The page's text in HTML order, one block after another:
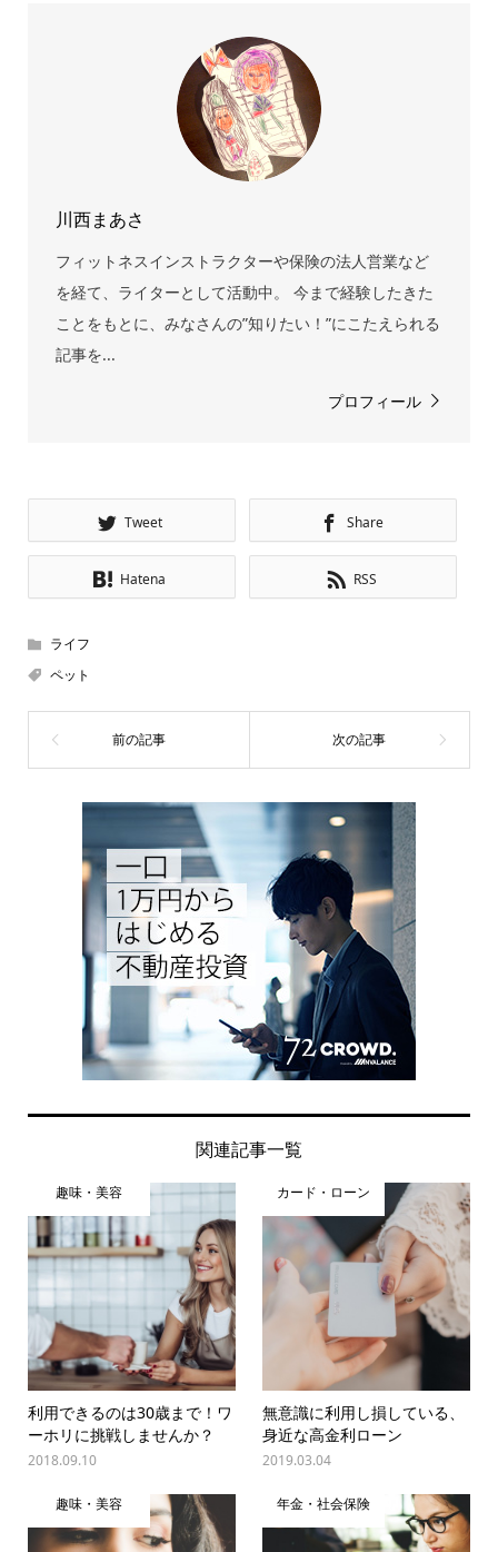
川西まあさ
フィットネスインストラクターや保険の法人営業など
を経て、ライターとして活動中。 今まで経験したきた
ことをもとに、みなさんの”知りたい！”にこたえられる
記事を...
プロフィール
Tweet Share
Hatena RSS
ライフ
ペット
関連記事一覧
趣味・美容
利用できるのは30歳まで！ワ
ーホリに挑戦しませんか？
2018.09.10
カード・ローン
無意識に利用し損している、
身近な高金利ローン
2019.03.04
趣味・美容 年金・社会保険